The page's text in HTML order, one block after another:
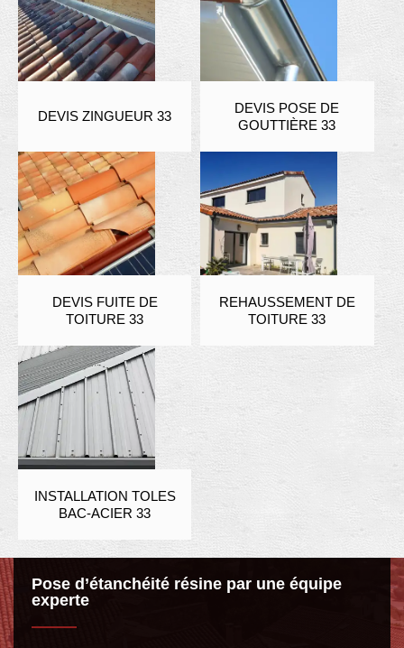
DEVIS ZINGUEUR 33
DEVIS POSE DE
GOUTTIÈRE 33
DEVIS FUITE DE
TOITURE 33
REHAUSSEMENT DE
TOITURE 33
INSTALLATION TOLES
BAC-ACIER 33
Pose d’étanchéité résine par une équipe
experte